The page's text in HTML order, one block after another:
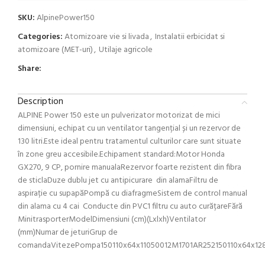
SKU:AlpinePower150
Categories:Atomizoare vie si livada, Instalatii erbicidat si
atomizoare (MET-uri), Utilaje agricole
Share:
Description
ALPINE Power 150 este un pulverizator motorizat de mici
dimensiuni, echipat cu un ventilator tangențial și un rezervor de
130 litri.Este ideal pentru tratamentul culturilor care sunt situate
în zone greu accesibile.Echipament standard:Motor Honda
GX270, 9 CP, pornire manualaRezervor foarte rezistent din fibra
de sticlaDuze dublu jet cu antipicurare din alamaFiltru de
aspirație cu supapăPompă cu diafragmeSistem de control manual
din alama cu 4 cai Conducte din PVC1 filtru cu auto curățareFără
MinitrasporterModelDimensiuni (cm)(Lxlxh)Ventilator
(mm)Numar de jeturiGrup de